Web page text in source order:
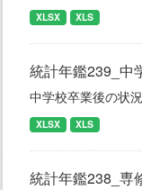
XLSX XLS
統計年鑑239_中
中学校卒業後の状
XLSX XLS
統計年鑑238_専